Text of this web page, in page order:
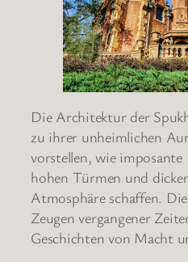
Die Architektur der
zu ihrer unheimlichen
vorstellen, wie
hohen Türmen und
Atmosphäre schaffen.
Zeugen vergangener
Geschichten von Macht